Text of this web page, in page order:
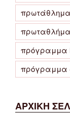
πρωτάθλημα
πρόγραμμα
πρόγραμμα
ΑΡΧΙΚΗ